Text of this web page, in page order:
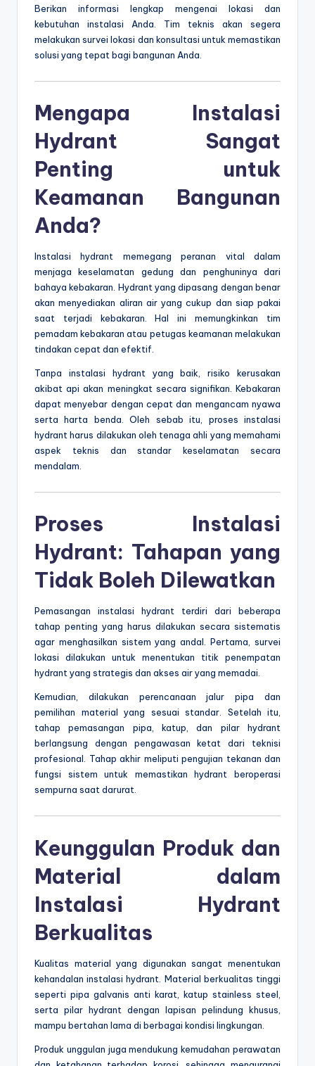
Berikan informasi lengkap mengenai lokasi dan
kebutuhan instalasi Anda. Tim teknis akan segera
melakukan survei lokasi dan konsultasi untuk memastikan
solusi yang tepat bagi bangunan Anda.
Mengapa Instalasi
Hydrant Sangat
Penting untuk
Keamanan Bangunan
Anda?
Instalasi hydrant memegang peranan vital dalam
menjaga keselamatan gedung dan penghuninya dari
bahaya kebakaran. Hydrant yang dipasang dengan benar
akan menyediakan aliran air yang cukup dan siap pakai
saat terjadi kebakaran. Hal ini memungkinkan tim
pemadam kebakaran atau petugas keamanan melakukan
tindakan cepat dan efektif.
Tanpa instalasi hydrant yang baik, risiko kerusakan
akibat api akan meningkat secara signifikan. Kebakaran
dapat menyebar dengan cepat dan mengancam nyawa
serta harta benda. Oleh sebab itu, proses instalasi
hydrant harus dilakukan oleh tenaga ahli yang memahami
aspek teknis dan standar keselamatan secara
mendalam.
Proses Instalasi
Hydrant: Tahapan yang
Tidak Boleh Dilewatkan
Pemasangan instalasi hydrant terdiri dari beberapa
tahap penting yang harus dilakukan secara sistematis
agar menghasilkan sistem yang andal. Pertama, survei
lokasi dilakukan untuk menentukan titik penempatan
hydrant yang strategis dan akses air yang memadai.
Kemudian, dilakukan perencanaan jalur pipa dan
pemilihan material yang sesuai standar. Setelah itu,
tahap pemasangan pipa, katup, dan pilar hydrant
berlangsung dengan pengawasan ketat dari teknisi
profesional. Tahap akhir meliputi pengujian tekanan dan
fungsi sistem untuk memastikan hydrant beroperasi
sempurna saat darurat.
Keunggulan Produk dan
Material dalam
Instalasi Hydrant
Berkualitas
Kualitas material yang digunakan sangat menentukan
kehandalan instalasi hydrant. Material berkualitas tinggi
seperti pipa galvanis anti karat, katup stainless steel,
serta pilar hydrant dengan lapisan pelindung khusus,
mampu bertahan lama di berbagai kondisi lingkungan.
Produk unggulan juga mendukung kemudahan perawatan